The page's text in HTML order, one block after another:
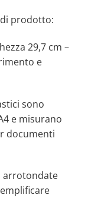
prodotto:
29,7 cm –
e
sono
e misurano
documenti
arrotondate